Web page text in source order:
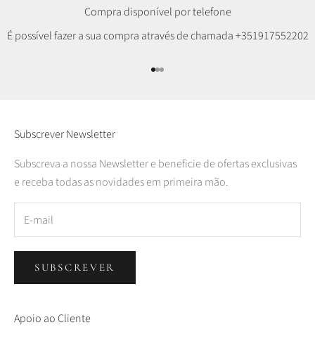
Compra disponível por telefone
É possível fazer a sua compra através de chamada+351917552202
Ir para item 1
Ir para item 2
Ir para item 3
Subscrever Newsletter
Subscreva a nossa Newsletter e beneficie de ofertas exclusivas
e receba todas as novidades em primeira mão.
SUBSCREVER
Apoio ao Cliente